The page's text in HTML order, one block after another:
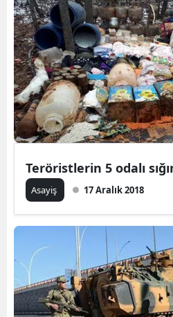
Teröristlerin 5 odalı
Asayiş 17 Aralık 2018